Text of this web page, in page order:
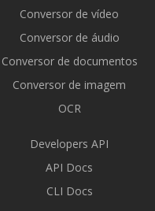
Conversor de vídeo
Conversor de áudio
Conversor de documentos
Conversor de imagem
OCR
Developers API
API Docs
CLI Docs